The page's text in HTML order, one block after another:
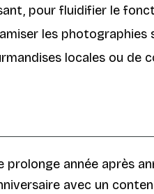
pour fluidifier le
les
locales ou de
année après
avec un